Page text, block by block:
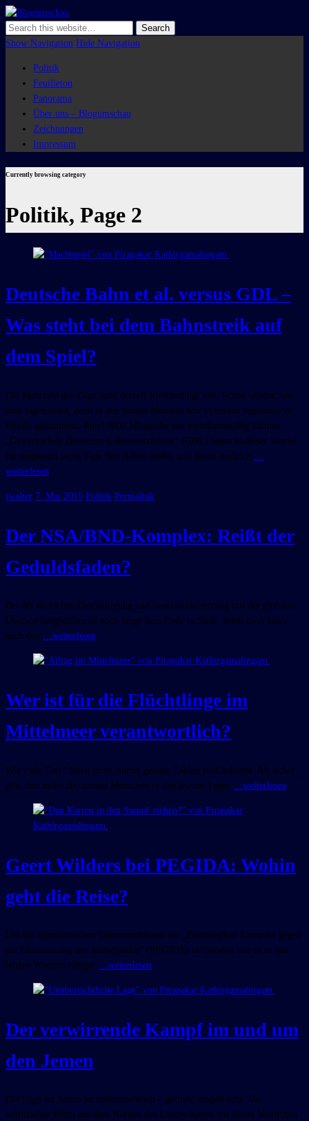
Show Navigation Hide Navigation
Politik
Feuilleton
Panorama
Über uns – Blogumschau
Zeichnungen
Impressum
Currently browsing category
Politik, Page 2
Deutsche Bahn et al. versus GDL –
Was steht bei dem Bahnstreik auf
dem Spiel?
Die Mehrzahl der Züge steht derzeit streikbedingt still. Schon wieder, wie
man sagen muss, denn in den letzten Monaten war es bereits mehrmals zu
Streiks gekommen. Rund 3000 Mitglieder der verhältnismäßig kleinen
„Gewerkschaft Deutscher Lokomotivführer“ (GDL) legen in dieser Woche
für insgesamt sechs Tage ihre Arbeit nieder und damit zugleich
weiterlesen
jwalter 7. Mai 2015 Politik Permalink
Der NSA/BND-Komplex: Reißt der
Geduldsfaden?
Bei der deutschen Beschäftigung und Auseinandersetzung mit der globalen
Überwachungsaffäre ist noch lange kein Ende in Sicht. Rund zwei Jahre
nach den …weiterlesen
Wer ist für die Flüchtlinge im
Mittelmeer verantwortlich?
Wie viele Tote? Noch nicht einmal genaue Zahlen sind bekannt. Als sicher
gilt, dass mehr als tausend Menschen in den letzten Tagen
…weiterlesen
Geert Wilders bei PEGIDA: Wohin
geht die Reise?
Um die islamkritischen Demonstrationen der „Patriotischen Europäer gegen
die Islamisierung des Abendlandes“ (PEGIDA) in Dresden war es in den
letzten Wochen ruhiger …weiterlesen
Der verwirrende Kampf im und um
den Jemen
Die Lage im Jemen ist unübersichtlich – gelinde ausgedrückt. Die
schiitischen Huthi aus dem Norden des Landes hatten mit ihrem Vorrücken